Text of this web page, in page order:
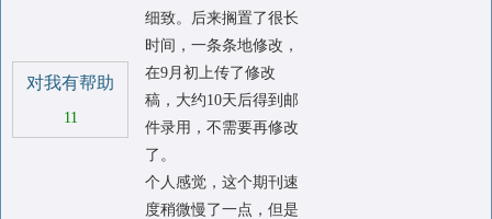
对我有帮助
11
细致。后来搁置了很长
时间，一条条地修改，
在9月初上传了修改
稿，大约10天后得到邮
件录用，不需要再修改
了。
个人感觉，这个期刊速
度稍微慢了一点，但是